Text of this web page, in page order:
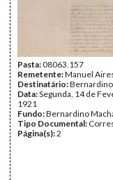
Pasta:08063.157
Remetente:Manuel
Destinatário:
Data:Segunda, 14 de
1921
Fundo:Bernardino
Tipo Documental:
Página(s):2